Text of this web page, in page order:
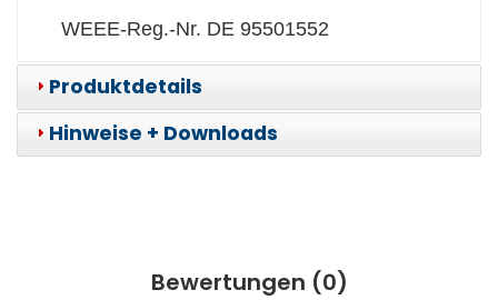
WEEE-Reg.-Nr. DE 95501552
Produktdetails
Hinweise + Downloads
Bewertungen (0)